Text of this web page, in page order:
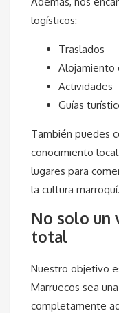
logísticos:
Traslados
Alojamiento
Actividades
Guías
También puedes
conocimiento
lugares para
la cultura marroquí.
No solo un
total
Nuestro objetivo
Marruecos sea
completamente